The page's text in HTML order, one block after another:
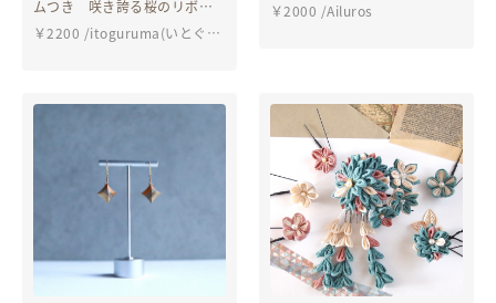
ムつき 咲き誇る桜のリボン
バレッタ （グリーン）
￥2200 /itoguruma(いとぐる
ング(ピアス)レジン ワイヤ
￥2000 /Ailuros